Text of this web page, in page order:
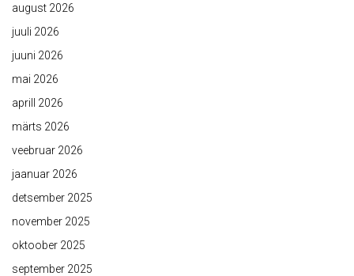
august 2026
juuli 2026
juuni 2026
mai 2026
aprill 2026
märts 2026
veebruar 2026
jaanuar 2026
detsember 2025
november 2025
oktoober 2025
september 2025